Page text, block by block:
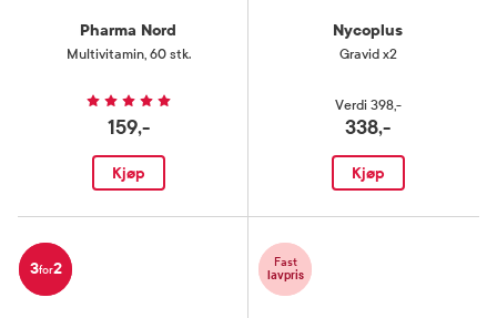
Pharma Nord
Multivitamin, 60 stk.
159,-
Kjøp
Nycoplus
Gravid x2
Verdi 398,-
338,-
Kjøp
3for2 Fast
lavpris